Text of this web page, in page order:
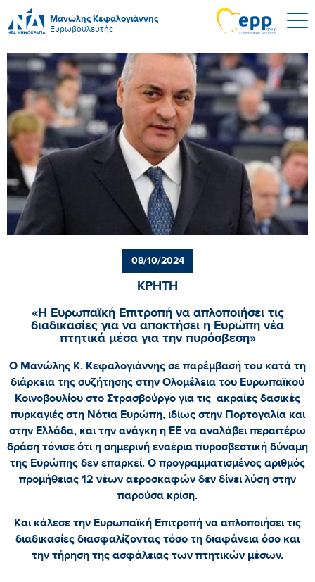
Μανώλης Κεφαλογιάννης
Ευρωβουλευτής
08/10/2024
ΚΡΗΤΗ
«Η Ευρωπαϊκή Επιτροπή να απλοποιήσει τις
διαδικασίες για να αποκτήσει η Ευρώπη νέα
πτητικά μέσα για την πυρόσβεση»
Ο Μανώλης Κ. Κεφαλογιάννης σε παρέμβασή του κατά τη
διάρκεια της συζήτησης στην Ολομέλεια του Ευρωπαϊκού
Κοινοβουλίου στο Στρασβούργο για τις ακραίες δασικές
πυρκαγιές στη Νότια Ευρώπη, ιδίως στην Πορτογαλία και
στην Ελλάδα, και την ανάγκη η ΕΕ να αναλάβει περαιτέρω
δράση τόνισε ότι η σημερινή εναέρια πυροσβεστική δύναμη
της Ευρώπης δεν επαρκεί. Ο προγραμματισμένος αριθμός
προμήθειας 12 νέων αεροσκαφών δεν δίνει λύση στην
παρούσα κρίση.
Και κάλεσε την Ευρωπαϊκή Επιτροπή να απλοποιήσει τις
διαδικασίες διασφαλίζοντας τόσο τη διαφάνεια όσο και
την τήρηση της ασφάλειας των πτητικών μέσων.